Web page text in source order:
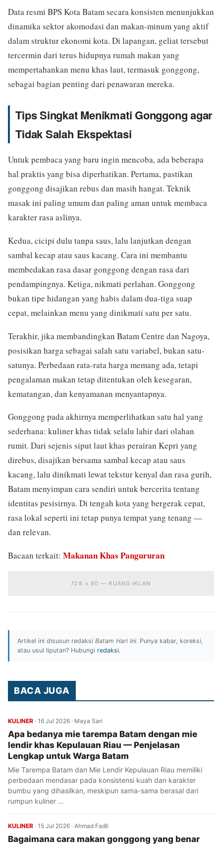
Data resmi BPS Kota Batam secara konsisten menunjukkan
dinamika sektor akomodasi dan makan-minum yang aktif
dalam struktur ekonomi kota. Di lapangan, geliat tersebut
tercermin dari terus hidupnya rumah makan yang
mempertahankan menu khas laut, termasuk gonggong,
sebagai bagian penting dari penawaran mereka.
Tips Singkat Menikmati Gonggong agar
Tidak Salah Ekspektasi
Untuk pembaca yang baru ingin mencoba, ada beberapa
hal praktis yang bisa diperhatikan. Pertama, pastikan
gonggong disajikan rebus dan masih hangat. Teknik
masak ini paling umum dan paling aman untuk membaca
karakter rasa aslinya.
Kedua, cicipi dulu tanpa saus, lalu lanjutkan dengan
sambal kecap atau saus kacang. Cara ini membantu
membedakan rasa dasar gonggong dengan rasa dari
pendampingnya. Ketiga, nikmati perlahan. Gonggong
bukan tipe hidangan yang habis dalam dua-tiga suap
cepat, melainkan menu yang dinikmati satu per satu.
Terakhir, jika membandingkan Batam Centre dan Nagoya,
posisikan harga sebagai salah satu variabel, bukan satu-
satunya. Perbedaan rata-rata harga memang ada, tetapi
pengalaman makan tetap ditentukan oleh kesegaran,
kematangan, dan kenyamanan menyantapnya.
Gonggong pada akhirnya memperlihatkan satu hal yang
sederhana: kuliner khas tidak selalu lahir dari olahan
rumit. Dari sejenis siput laut khas perairan Kepri yang
direbus, disajikan bersama sambal kecap atau saus
kacang, lalu dinikmati lewat tekstur kenyal dan rasa gurih,
Batam menyimpan cara sendiri untuk bercerita tentang
identitas pesisirnya. Di tengah kota yang bergerak cepat,
rasa lokal seperti ini tetap punya tempat yang tenang —
dan relevan.
Bacaan terkait: Makanan Khas Pangururan
728 × 90 — RUANG IKLAN
Artikel ini disusun redaksi Batam Hari Ini. Punya kabar, koreksi,
atau usul liputan? Hubungi redaksi.
BACA JUGA
KULINER · 16 Jul 2026 · Maya Sari
Apa bedanya mie tarempa Batam dengan mie
lendir khas Kepulauan Riau — Penjelasan
Lengkap untuk Warga Batam
Mie Tarempa Batam dan Mie Lendir Kepulauan Riau memiliki
perbedaan mendasar pada konsistensi kuah dan karakter
bumbu yang dihasilkan, meskipun sama-sama berasal dari
rumpun kuliner …
KULINER · 15 Jul 2026 · Ahmad Fadli
Bagaimana cara makan gonggong yang benar